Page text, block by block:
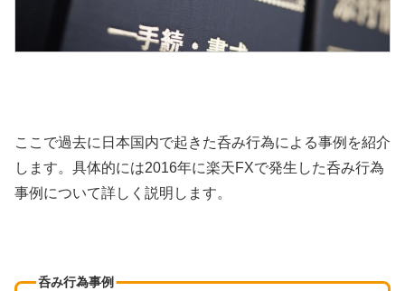
ここで過去に日本国内で起きた呑み行為による事例を紹介
します。具体的には2016年に楽天FXで発生した呑み行為
事例について詳しく説明します。
呑み行為事例